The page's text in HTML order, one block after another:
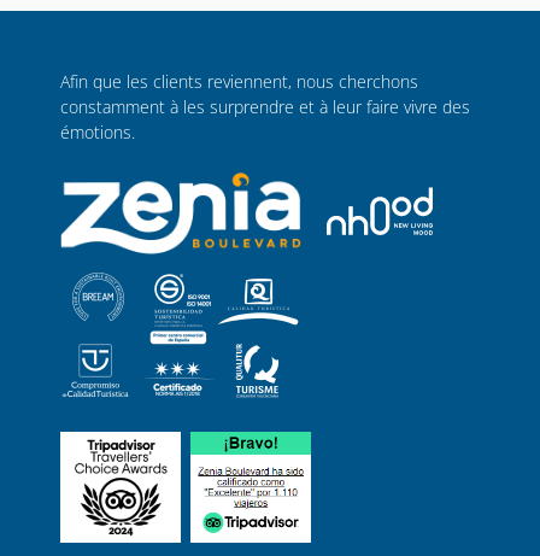
Afin que les clients reviennent, nous cherchons
constamment à les surprendre et à leur faire vivre des
émotions.